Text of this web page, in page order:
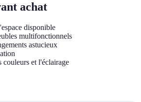
achat
disponible
multifonctionnels
astucieux
couleurs et l'éclairage